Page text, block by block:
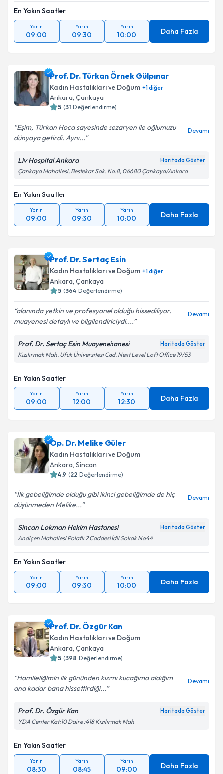
En Yakın Saatler
Yarın
09:00
Yarın
09:30
Yarın
10:00 Daha Fazla
Prof. Dr. Türkan Örnek Gülpınar
Kadın Hastalıkları ve Doğum +1diğer
Ankara, Çankaya
5 (31 Değerlendirme)
Eşim, Türkan Hoca sayesinde sezaryen ile oğlumuzu
dünyaya getirdi. Aynı...
Devamı
Liv Hospital Ankara Haritada Göster
Çankaya Mahallesi, Bestekar Sok. No:8, 06680 Çankaya/Ankara
En Yakın Saatler
Yarın
09:00
Yarın
09:30
Yarın
10:00 Daha Fazla
Prof. Dr. Sertaç Esin
Kadın Hastalıkları ve Doğum +1diğer
Ankara, Çankaya
5 (364 Değerlendirme)
alanında yetkin ve profesyonel olduğu hissediliyor.
muayenesi detaylı ve bilgilendiriciydi....
Devamı
Prof. Dr. Sertaç Esin Muayenehanesi Haritada Göster
Kızılırmak Mah. Ufuk Üniversitesi Cad. Next Level Loft Office 19/53
En Yakın Saatler
Yarın
09:00
Yarın
12:00
Yarın
12:30 Daha Fazla
Op. Dr. Melike Güler
Kadın Hastalıkları ve Doğum
Ankara, Sincan
4.9 (22 Değerlendirme)
İlk gebeliğimde olduğu gibi ikinci gebeliğimde de hiç
düşünmeden Melike...
Devamı
Sincan Lokman Hekim Hastanesi Haritada Göster
Andiçen Mahallesi Polatlı 2 Caddesi İdil Sokak No44
En Yakın Saatler
Yarın
09:00
Yarın
09:30
Yarın
10:00 Daha Fazla
Prof. Dr. Özgür Kan
Kadın Hastalıkları ve Doğum
Ankara, Çankaya
5 (398 Değerlendirme)
Hamileliğimin ilk gününden kızımı kucağıma aldığım
ana kadar bana hissettirdiği...
Devamı
Prof. Dr. Özgür Kan Haritada Göster
YDA Center Kat:10 Daire :418 Kızılırmak Mah
En Yakın Saatler
Yarın
08:30
Yarın
08:45
Yarın
09:00 Daha Fazla